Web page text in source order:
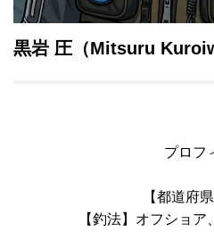
黒岩 圧（Mitsuru
プロフ
【都道府
【釣法】オフショ